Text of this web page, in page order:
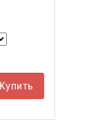
Купить